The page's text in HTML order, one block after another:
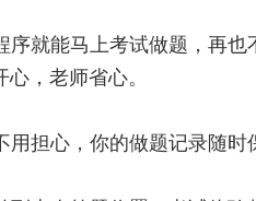
序就能马上考试做题，再
，老师省心。
担心，你的做题记录随时